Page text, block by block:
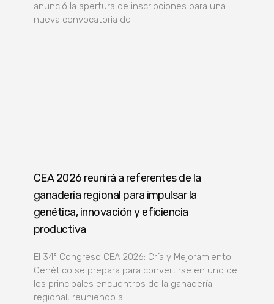
anunció la apertura de inscripciones para una
nueva convocatoria de
CEA 2026 reunirá a referentes de la
ganadería regional para impulsar la
genética, innovación y eficiencia
productiva
El 34º Congreso CEA 2026: Cría y Mejoramiento
Genético se prepara para convertirse en uno de
los principales encuentros de la ganadería
regional, reuniendo a